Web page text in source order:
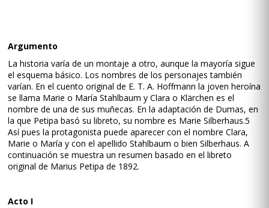
Argumento
La historia varía de un montaje a otro, aunque la mayoría sigue
el esquema básico. Los nombres de los personajes también
varían. En el cuento original de E. T. A. Hoffmann la joven heroína
se llama Marie o María Stahlbaum y Clara o Klärchen es el
nombre de una de sus muñecas. En la adaptación de Dumas, en
la que Petipa basó su libreto, su nombre es Marie Silberhaus.5​
Así pues la protagonista puede aparecer con el nombre Clara,
Marie o María y con el apellido Stahlbaum o bien Silberhaus. A
continuación se muestra un resumen basado en el libreto
original de Marius Petipa de 1892.
Acto I